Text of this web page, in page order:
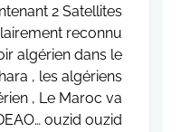
2 Satellites
reconnu
algérien dans le
, les algériens
, Le Maroc va
ouzid ouzid